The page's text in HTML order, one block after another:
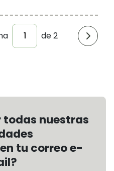
de 2
todas nuestras
tu correo e-